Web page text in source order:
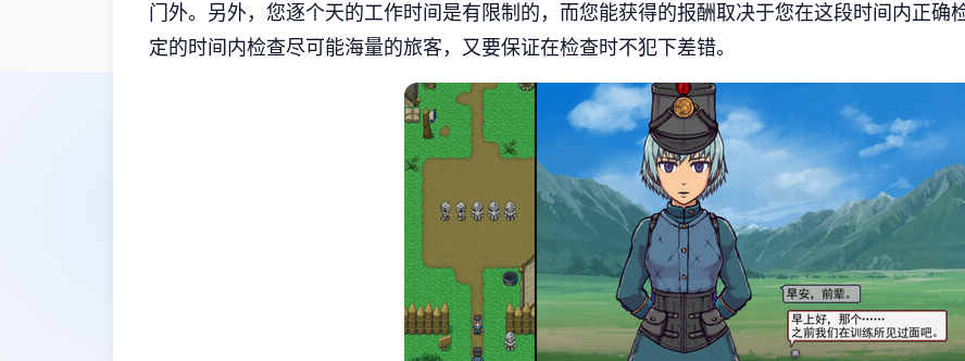
门外。另外，您逐个天的工作时间是有限制的，而您能获得的报酬取决于您在这段时间内正确
定的时间内检查尽可能海量的旅客，又要保证在检查时不犯下差错。